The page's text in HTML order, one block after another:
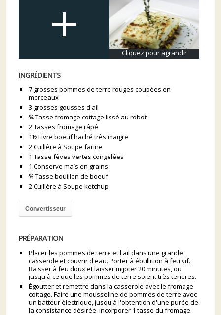
Cliquez pour agrandir
INGRÉDIENTS
7 grosses pommes de terre rouges coupées en
morceaux
3 grosses gousses d'ail
¾ Tasse fromage cottage lissé au robot
2 Tasses fromage râpé
1½ Livre boeuf haché très maigre
2 Cuillère à Soupe farine
1 Tasse fèves vertes congelées
1 Conserve maïs en grains
¾ Tasse bouillon de boeuf
2 Cuillère à Soupe ketchup
Convertisseur
PRÉPARATION
Placer les pommes de terre et l'ail dans une grande
casserole et couvrir d'eau. Porter à ébullition à feu vif.
Baisser à feu doux et laisser mijoter 20 minutes, ou
jusqu'à ce que les pommes de terre soient très tendres.
Égoutter et remettre dans la casserole avec le fromage
cottage. Faire une mousseline de pommes de terre avec
un batteur électrique, jusqu'à l'obtention d'une purée de
la consistance désirée. Incorporer 1 tasse du fromage.